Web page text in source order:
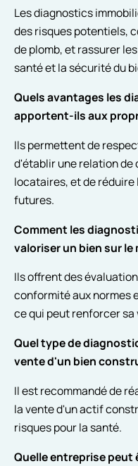
Les diagnostics
des risques potentiels,
de plomb, et rassurer
santé et la sécurité du
Quels avantages les
apportent-ils aux
Ils permettent de
d'établir une relation de
locataires, et de
futures.
Comment les
valoriser un bien sur le
Ils offrent des
conformité aux normes
ce qui peut renforcer sa
Quel type de
vente d'un bien
Il est recommandé de
la vente d'un actif
risques pour la santé.
Quelle entreprise